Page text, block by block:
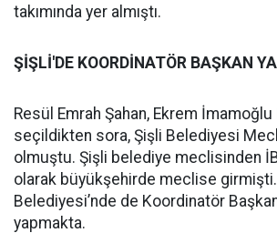
takımında yer almıştı.
ŞİŞLİ'DE KOORDİNATÖR BAŞKAN
Resül Emrah Şahan, Ekrem İmamoğlu
seçildikten sora, Şişli Belediyesi
olmuştu. Şişli belediye meclisinden
olarak büyükşehirde meclise girmişti.
Belediyesi’nde de Koordinatör Başkan
yapmakta.